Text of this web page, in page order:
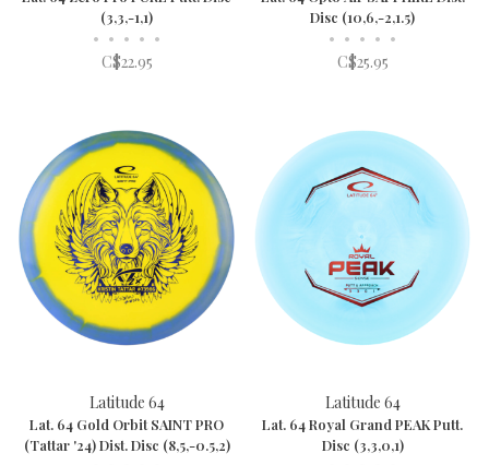
(3,3,-1,1)
• • • • •
C$22.95
Disc (10,6,-2,1.5)
• • • • •
C$25.95
Latitude 64
Lat. 64 Gold Orbit SAINT PRO
(Tattar '24) Dist. Disc (8,5,-0.5,2)
Latitude 64
Lat. 64 Royal Grand PEAK Putt.
Disc (3,3,0,1)